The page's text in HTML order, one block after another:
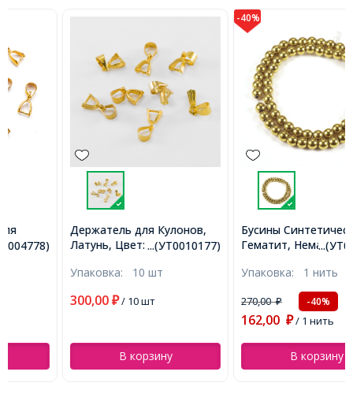
...(УТ0010177)
Держатель для Кулонов,
Латунь, Цвет: Золото,
3мм, (УТ0010177)
Упаковка:10 шт
/ 10 шт
...(УТ0030786)
Бусины Синтетический
Гематит, Немагнитный, на
Золото, Диаметр: 6мм,
60шт/37см/нить,
(УТ0030786)
Упаковка:1 нить
-40%
/ 1 нить